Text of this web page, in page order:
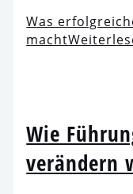
Was
macht
Wie
ver­än­dern